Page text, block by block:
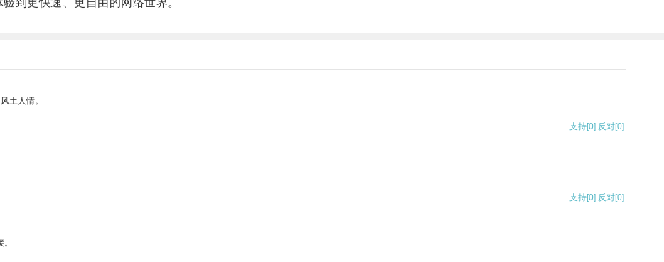
更快速、更自由的网络世界。
土人情。
支持[0] 反对[0]
支持[0] 反对[0]